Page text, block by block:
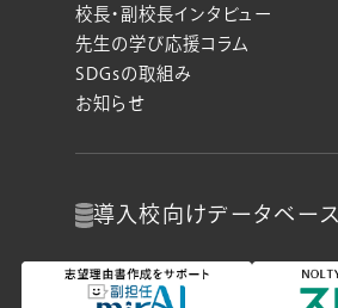
校長・副校長インタビュー
先生の学び応援コラム
SDGsの取組み
お知らせ
導入校向けデータベース